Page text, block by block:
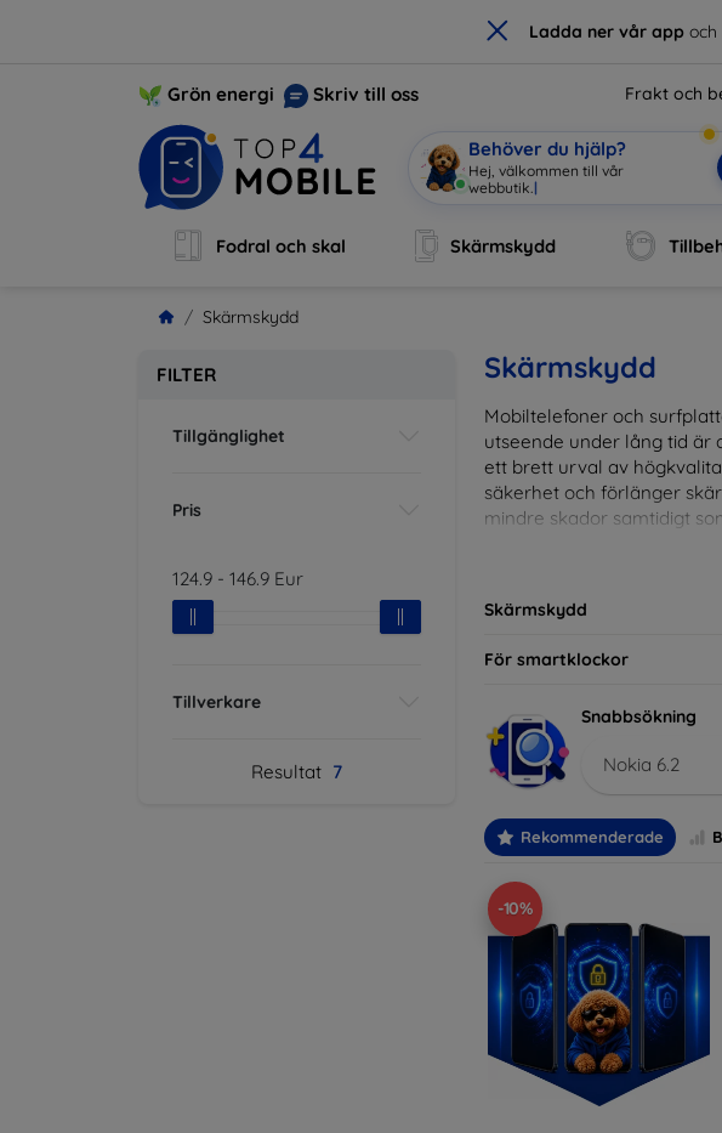
× Ladda ner vår app och
Grön energi Skriv till oss Frakt och
Behöver du hjälp?
Hej, välkommen till |
Fodral och skal Skärmskydd
Skärmskydd
FILTER
Tillgänglighet
Pris
124.9 - 146.9 Eur
Tillverkare
Resultat 7
Skärmskydd
Mobiltelefoner och
utseende under lång tid är
ett brett urval av
säkerhet och förlänger
mindre skador samtidigt
modeller, vilket
Skärmskydd
För smartklockor
Snabbsökning
Nokia 6.2
Rekommenderade
-10%